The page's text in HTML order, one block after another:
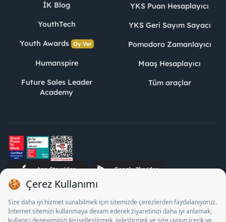
İK Blog
YouthTech
Youth Awards Oy Ver
Humanspire
Future Sales Leader
Academy
YKS Puan Hesaplayıcı
YKS Geri Sayım Sayacı
Pomodoro Zamanlayıcı
Maaş Hesaplayıcı
Tüm araçlar
STJ İnsan Kaynakları Bilişim ve Danışmanlık A.Ş. Özel İstihdam